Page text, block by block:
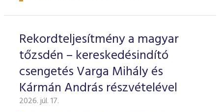
Rekordteljesítmény a magyar
tőzsdén – kereskedésindító
csengetés Varga Mihály és
Kármán András részvételével
2026. júl. 17.